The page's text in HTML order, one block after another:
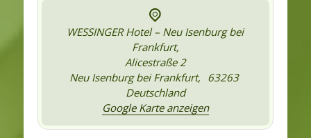
WESSINGER Hotel – Neu Isenburg bei
Frankfurt,
Alicestraße 2
Neu Isenburg bei Frankfurt, 63263
Deutschland
Google Karte anzeigen